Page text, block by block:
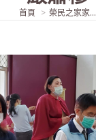
當前位置:
首頁 榮民之家家...